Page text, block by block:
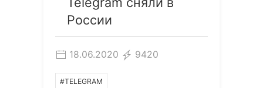
России
18.06.2020 9420
#TELEGRAM